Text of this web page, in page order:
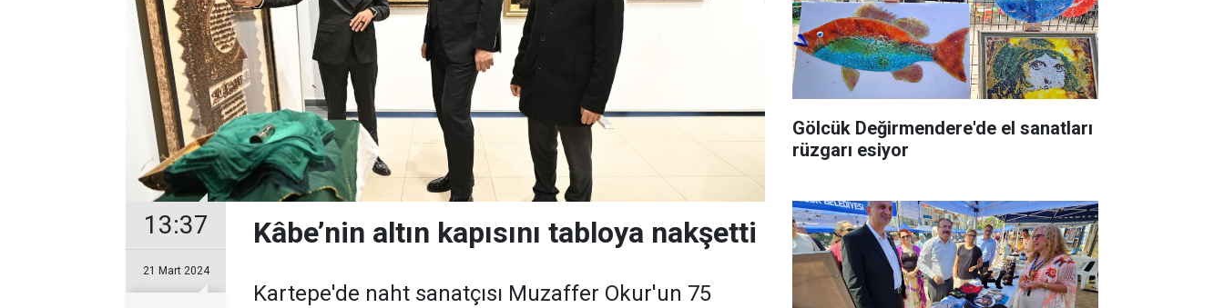
13:37
21 Mart 2024
Kâbe’nin altın kapısını tabloya nakşetti
Kartepe'de naht sanatçısı Muzaffer Okur'un 75
Gölcük Değirmendere'de el sanatları
rüzgarı esiyor